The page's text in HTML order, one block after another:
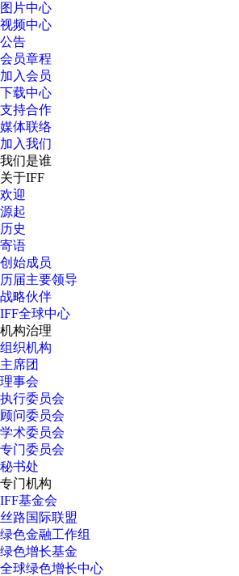
图片中心
视频中心
公告
会员章程
加入会员
下载中心
支持合作
媒体联络
加入我们
我们是谁
关于IFF
欢迎
源起
历史
寄语
创始成员
历届主要领导
战略伙伴
IFF全球中心
机构治理
组织机构
主席团
理事会
执行委员会
顾问委员会
学术委员会
专门委员会
秘书处
专门机构
IFF基金会
丝路国际联盟
绿色金融工作组
绿色增长基金
全球绿色增长中心